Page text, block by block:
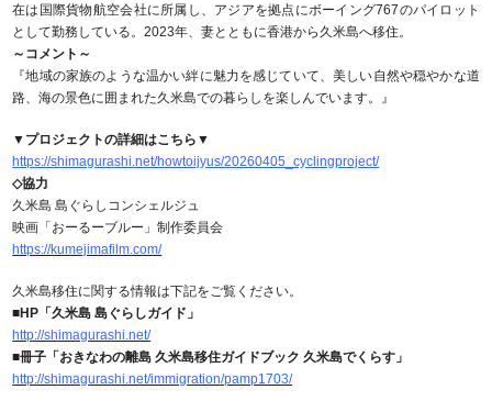
在は国際貨物航空会社に所属し、アジアを拠点にボーイング767のパイロット
として勤務している。2023年、妻とともに香港から久米島へ移住。
～コメント～
『地域の家族のような温かい絆に魅力を感じていて、美しい自然や穏やかな道
路、海の景色に囲まれた久米島での暮らしを楽しんでいます。』
▼プロジェクトの詳細はこちら▼
https://shimagurashi.net/howtoijyus/20260405_cyclingproject/
◇協力
久米島 島ぐらしコンシェルジュ
映画「おーるーブルー」制作委員会
https://kumejimafilm.com/
久米島移住に関する情報は下記をご覧ください。
■HP「久米島 島ぐらしガイド」
http://shimagurashi.net/
■冊子「おきなわの離島 久米島移住ガイドブック 久米島でくらす」
http://shimagurashi.net/immigration/pamp1703/